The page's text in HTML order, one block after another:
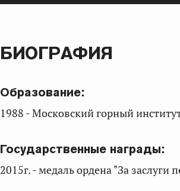
БИОГРАФИЯ
Образование:
1988 - Московский горный
Государственные награды:
2015г. - медаль ордена "За заслуги